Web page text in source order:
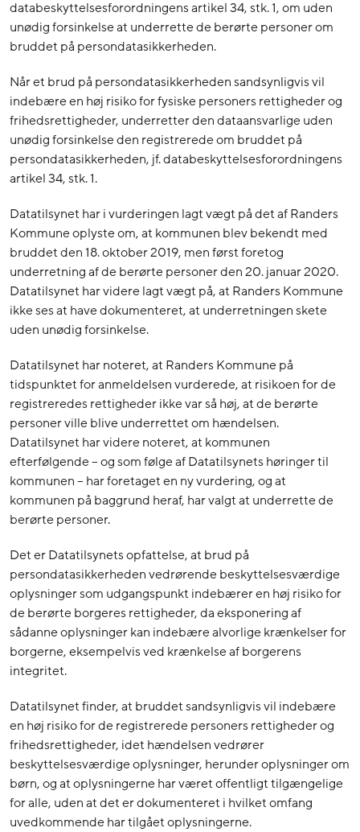
databeskyttelsesforordningens artikel 34, stk. 1, om uden
unødig forsinkelse at underrette de berørte personer om
bruddet på persondatasikkerheden.
Når et brud på persondatasikkerheden sandsynligvis vil
indebære en høj risiko for fysiske personers rettigheder og
frihedsrettigheder, underretter den dataansvarlige uden
unødig forsinkelse den registrerede om bruddet på
persondatasikkerheden, jf. databeskyttelsesforordningens
artikel 34, stk. 1.
Datatilsynet har i vurderingen lagt vægt på det af Randers
Kommune oplyste om, at kommunen blev bekendt med
bruddet den 18. oktober 2019, men først foretog
underretning af de berørte personer den 20. januar 2020.
Datatilsynet har videre lagt vægt på, at Randers Kommune
ikke ses at have dokumenteret, at underretningen skete
uden unødig forsinkelse.
Datatilsynet har noteret, at Randers Kommune på
tidspunktet for anmeldelsen vurderede, at risikoen for de
registreredes rettigheder ikke var så høj, at de berørte
personer ville blive underrettet om hændelsen.
Datatilsynet har videre noteret, at kommunen
efterfølgende – og som følge af Datatilsynets høringer til
kommunen – har foretaget en ny vurdering, og at
kommunen på baggrund heraf, har valgt at underrette de
berørte personer.
Det er Datatilsynets opfattelse, at brud på
persondatasikkerheden vedrørende beskyttelsesværdige
oplysninger som udgangspunkt indebærer en høj risiko for
de berørte borgeres rettigheder, da eksponering af
sådanne oplysninger kan indebære alvorlige krænkelser for
borgerne, eksempelvis ved krænkelse af borgerens
integritet.
Datatilsynet finder, at bruddet sandsynligvis vil indebære
en høj risiko for de registrerede personers rettigheder og
frihedsrettigheder, idet hændelsen vedrører
beskyttelsesværdige oplysninger, herunder oplysninger om
børn, og at oplysningerne har været offentligt tilgængelige
for alle, uden at det er dokumenteret i hvilket omfang
uvedkommende har tilgået oplysningerne.